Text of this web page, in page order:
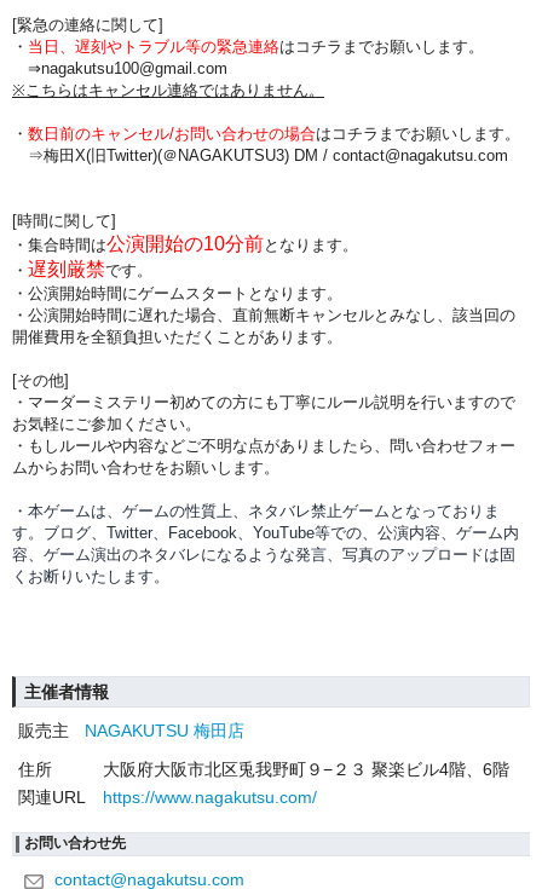
[緊急の連絡に関して]
・ 当日、遅刻やトラブル等の緊急連絡はコチラまでお願いします。
⇒nagakutsu100@gmail.com
※こちらはキャンセル連絡ではありません。
・ 数日前のキャンセル/お問い合わせの場合は コチラまでお願いします。
⇒梅田X(旧Twitter)(＠NAGAKUTSU3) DM / contact@nagakutsu.com
[時間に関して]
・集合時間は公演開始の10分前となります。
・ 遅刻厳禁です。
・公演開始時間にゲームスタートとなります。
・公演開始時間に遅れた場合、直前無断キャンセルとみなし、該当回の
開催費用を全額負担いただくことがあります。
[その他]
・マーダーミステリー初めての方にも丁寧にルール説明を行いますので
お気軽にご参加ください。
・もしルールや内容などご不明な点がありましたら、問い合わせフォー
ムからお問い合わせをお願いします。
・本ゲームは、ゲームの性質上、ネタバレ禁止ゲームとなっておりま
す。ブログ、Twitter、Facebook、YouTube等での、 公演内容、 ゲーム内
容、ゲーム演出のネタバレになるような発言、写真のアップロードは固
くお断りいたします。
主催者情報
販売主
NAGAKUTSU 梅田店
住所
大阪府大阪市北区兎我野町９−２３ 聚楽ビル4階、6階
関連URL
https://www.nagakutsu.com/
お問い合わせ先
contact@nagakutsu.com